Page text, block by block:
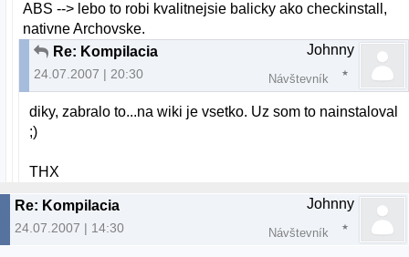
ABS --> lebo to robi kvalitnejsie balicky ako checkinstall,
nativne Archovske.
Re: Kompilacia
24.07.2007 | 20:30
Johnny
Návštevník
diky, zabralo to...na wiki je vsetko. Uz som to nainstaloval
;)
THX
Re: Kompilacia
24.07.2007 | 14:30
Johnny
Návštevník